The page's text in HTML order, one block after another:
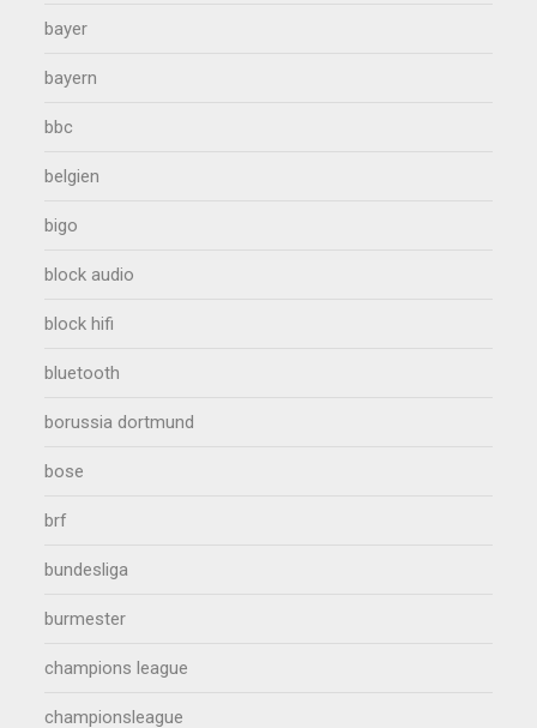
bayer
bayern
bbc
belgien
bigo
block audio
block hifi
bluetooth
borussia dortmund
bose
brf
bundesliga
burmester
champions league
championsleague